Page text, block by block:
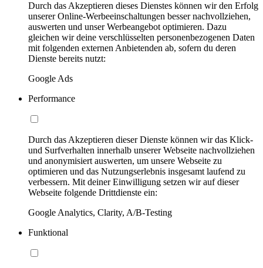
Durch das Akzeptieren dieses Dienstes können wir den Erfolg
unserer Online-Werbeeinschaltungen besser nachvollziehen,
auswerten und unser Werbeangebot optimieren. Dazu
gleichen wir deine verschlüsselten personenbezogenen Daten
mit folgenden externen Anbietenden ab, sofern du deren
Dienste bereits nutzt:
Google Ads
Performance
Durch das Akzeptieren dieser Dienste können wir das Klick-
und Surfverhalten innerhalb unserer Webseite nachvollziehen
und anonymisiert auswerten, um unsere Webseite zu
optimieren und das Nutzungserlebnis insgesamt laufend zu
verbessern. Mit deiner Einwilligung setzen wir auf dieser
Webseite folgende Drittdienste ein:
Google Analytics, Clarity, A/B-Testing
Funktional